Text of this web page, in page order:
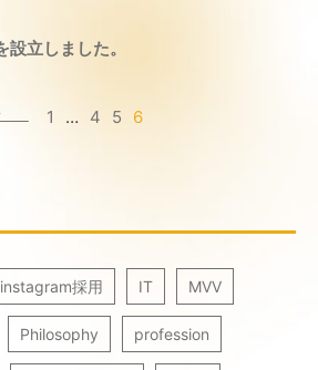
立しました。
1 … 4 5 6
instagram採用 IT MVV
Philosophy profession